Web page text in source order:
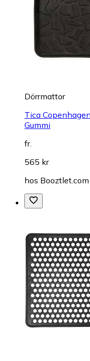
Dörrmattor
Tica
Gummi
fr.
565 kr
hos Booztlet.com